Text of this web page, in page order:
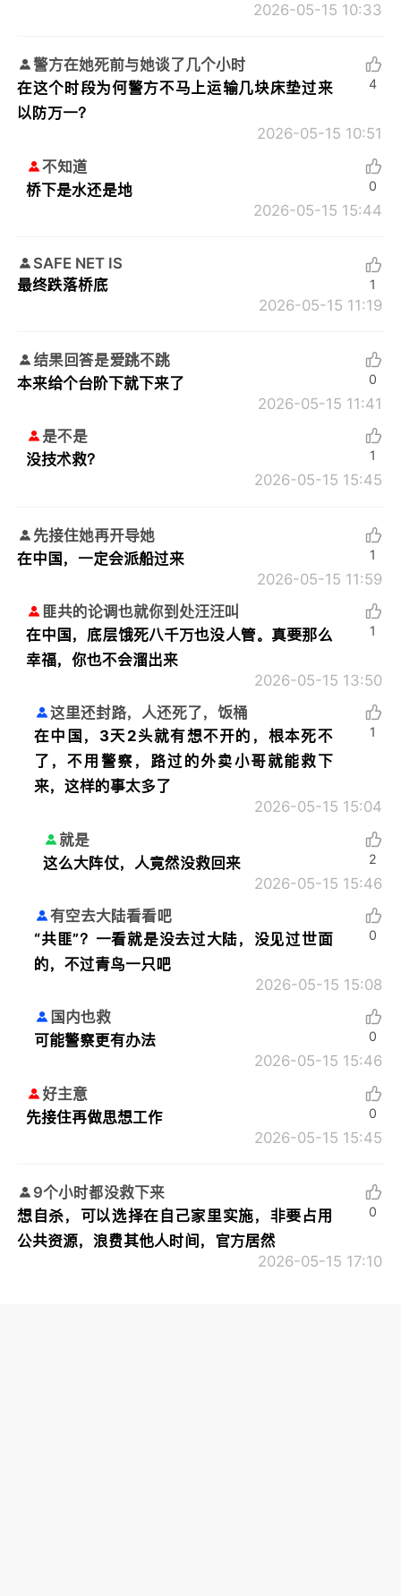
2026-05-15 10:33
警方在她死前与她谈了几个小时
在这个时段为何警方不马上运输几块床垫过来
以防万一？
2026-05-15 10:51
4
不知道
桥下是水还是地
2026-05-15 15:44
0
SAFE NET IS
最终跌落桥底
2026-05-15 11:19
1
结果回答是爱跳不跳
本来给个台阶下就下来了
2026-05-15 11:41
0
是不是
没技术救？
2026-05-15 15:45
1
先接住她再开导她
在中国，一定会派船过来
2026-05-15 11:59
1
匪共的论调也就你到处汪汪叫
在中国，底层饿死八千万也没人管。真要那么
幸福，你也不会溜出来
2026-05-15 13:50
1
这里还封路，人还死了，饭桶
在中国，3天2头就有想不开的，根本死不
了，不用警察，路过的外卖小哥就能救下
来，这样的事太多了
2026-05-15 15:04
1
就是
这么大阵仗，人竟然没救回来
2026-05-15 15:46
2
有空去大陆看看吧
“共匪”？一看就是没去过大陆，没见过世面
的，不过青鸟一只吧
2026-05-15 15:08
0
国内也救
可能警察更有办法
2026-05-15 15:46
0
好主意
先接住再做思想工作
2026-05-15 15:45
0
9个小时都没救下来
想自杀，可以选择在自己家里实施，非要占用
公共资源，浪费其他人时间，官方居然
2026-05-15 17:10
0